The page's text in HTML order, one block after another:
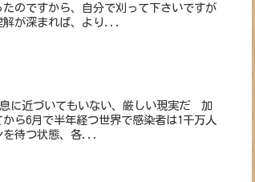
のですから、自分で刈って下さいですが
解が深まれば、より...
息に近づいてもいない、厳しい現実だ 加
ら6月で半年経つ世界で感染者は1千万人
を待つ状態、各...